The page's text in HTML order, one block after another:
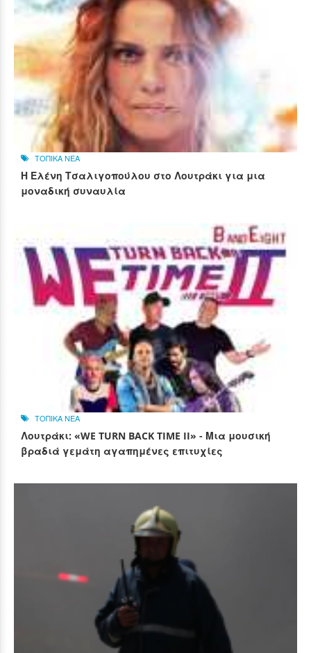
ΤΟΠΙΚΑ ΝΕΑ
Η Ελένη Τσαλιγοπούλου στο Λουτράκι για μια
μοναδική συναυλία
ΤΟΠΙΚΑ ΝΕΑ
Λουτράκι: «WE TURN BACK TIME II» - Μια μουσική
βραδιά γεμάτη αγαπημένες επιτυχίες